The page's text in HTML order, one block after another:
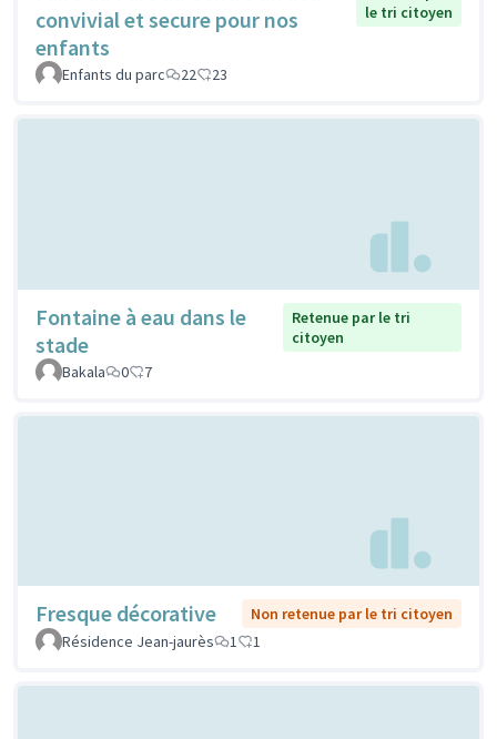
convivial et secure pour nos
enfants
le tri citoyen
Enfants du parc 22 23
Fontaine à eau dans le
stade
Retenue par le tri
citoyen
Bakala
0 7
Fresque décorative
Non retenue par le tri citoyen
Résidence Jean-jaurès
1 1